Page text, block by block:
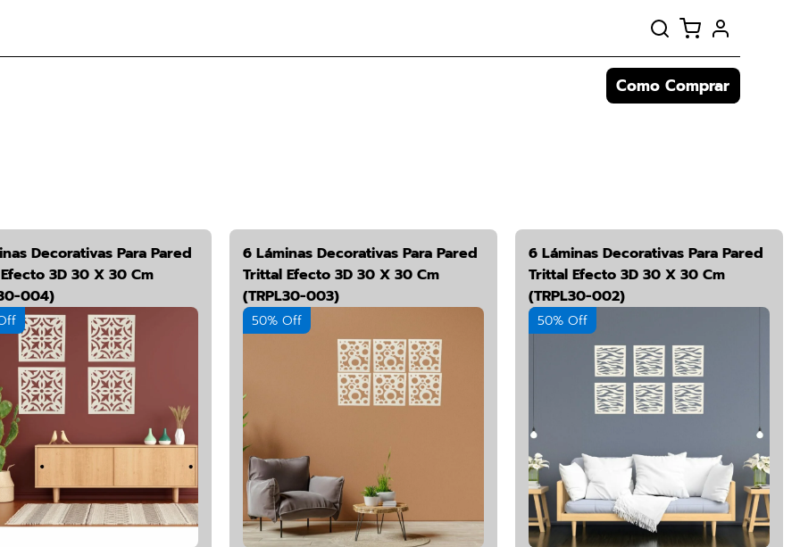
Como Comprar
Decorativas Para Pared
3D 30 X 30 Cm
004)
6 Láminas Decorativas Para Pared
Trittal Efecto 3D 30 X 30 Cm
(TRPL30-003)
50% Off
6 Láminas Decorativas Para Pared
Trittal Efecto 3D 30 X 30 Cm
(TRPL30-002)
50% Off